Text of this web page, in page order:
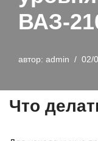
ВАЗ-
автор: admin 02/
Что